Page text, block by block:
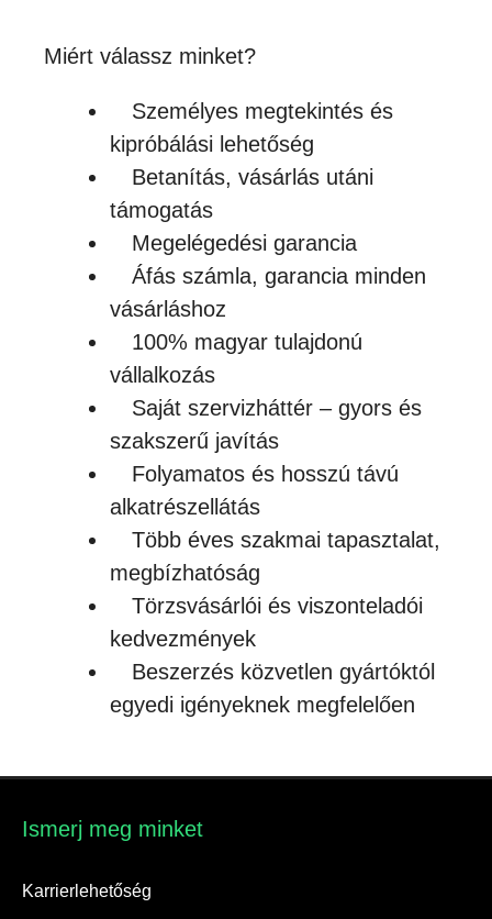
Miért válassz minket?
Személyes megtekintés és
kipróbálási lehetőség
Betanítás, vásárlás utáni
támogatás
Megelégedési garancia
Áfás számla, garancia minden
vásárláshoz
100% magyar tulajdonú
vállalkozás
Saját szervizháttér – gyors és
szakszerű javítás
Folyamatos és hosszú távú
alkatrészellátás
Több éves szakmai tapasztalat,
megbízhatóság
Törzsvásárlói és viszonteladói
kedvezmények
Beszerzés közvetlen gyártóktól
egyedi igényeknek megfelelően
Ismerj meg minket​
Karrierlehetőség